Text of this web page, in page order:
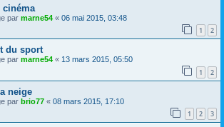
cinéma
par marne54 « 06 mai 2015, 03:48
1 2
du sport
par marne54 « 13 mars 2015, 05:50
1 2
neige
par brio77 « 08 mars 2015, 17:10
1 2 3